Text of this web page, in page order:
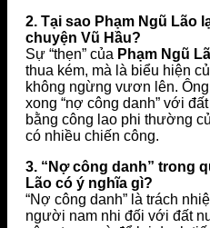
2. Tại sao Phạm Ngũ Lão
chuyện Vũ Hầu?
Sự “thẹn” của Phạm Ngũ
thua kém, mà là biểu hiện
không ngừng vươn lên.
xong “nợ công danh” với
bằng công lao phi thường
có nhiều chiến công.
3. “Nợ công danh” trong
Lão có ý nghĩa gì?
“Nợ công danh” là trách
người nam nhi đối với đất